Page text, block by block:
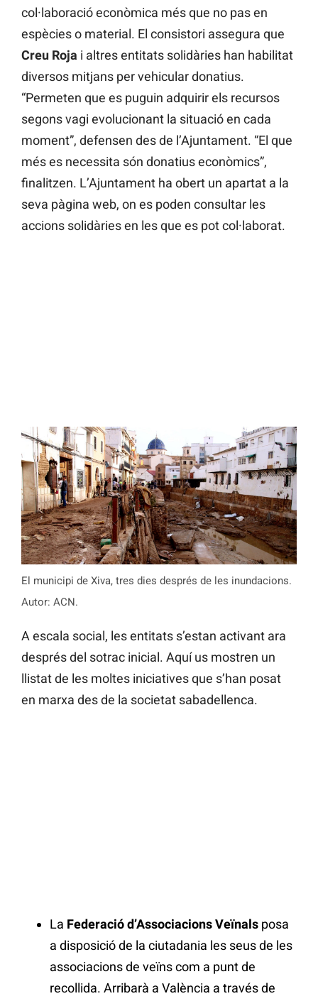
col·laboració econòmica més que no pas en
espècies o material. El consistori assegura que
Creu Roja i altres entitats solidàries han habilitat
diversos mitjans per vehicular donatius.
“Permeten que es puguin adquirir els recursos
segons vagi evolucionant la situació en cada
moment”, defensen des de l’Ajuntament. “El que
més es necessita són donatius econòmics”,
finalitzen. L’Ajuntament ha obert un apartat a la
seva pàgina web, on es poden consultar les
accions solidàries en les que es pot col·laborat.
El municipi de Xiva, tres dies després de les inundacions.
Autor: ACN.
A escala social, les entitats s’estan activant ara
després del sotrac inicial. Aquí us mostren un
llistat de les moltes iniciatives que s’han posat
en marxa des de la societat sabadellenca.
La Federació d’Associacions Veïnals posa
a disposició de la ciutadania les seus de les
associacions de veïns com a punt de
recollida. Arribarà a València a través de